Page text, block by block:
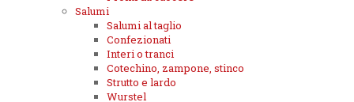
Salumi
Salumi al taglio
Confezionati
Interi o tranci
Cotechino, zampone, stinco
Strutto e lardo
Wurstel